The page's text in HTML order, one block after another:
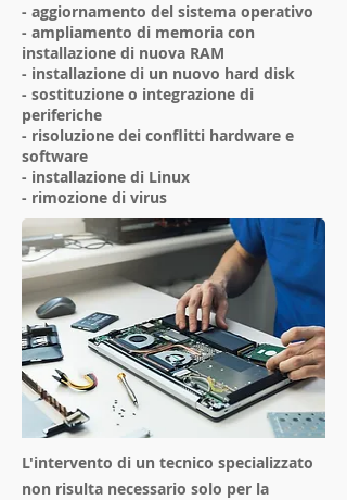
- aggiornamento del sistema operativo
- ampliamento di memoria con
installazione di nuova RAM
- installazione di un nuovo hard disk
- sostituzione o integrazione di
periferiche
- risoluzione dei conflitti hardware e
software
- installazione di Linux
- rimozione di virus
L'intervento di un tecnico specializzato
non risulta necessario solo per la